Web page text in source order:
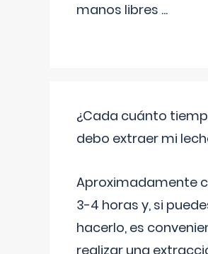
manos libres ...
¿Cada cuánto
debo extraer mi
Aproximadamente
3-4 horas y, si
hacerlo, es
realizar una